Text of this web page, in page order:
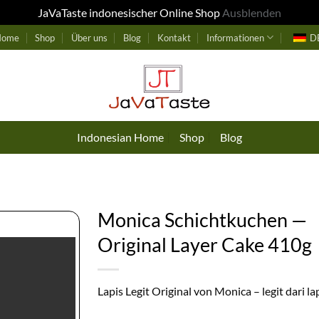
JaVaTaste indonesischer Online ShopAusblenden
Shop Über uns Blog Kontakt Informationen
Indonesian Home Shop Blog
Monica Schichtkuchen —
Original Layer Cake 410g
Lapis Legit Original von Monica – legit dari